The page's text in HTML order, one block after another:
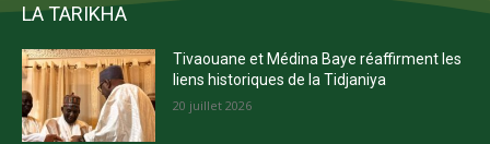
LA TARIKHA
Tivaouane et Médina Baye réaffirment les
liens historiques de la Tidjaniya
20 juillet 2026